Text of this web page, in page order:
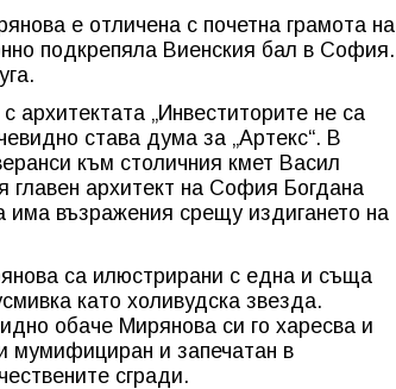
е отличена с почетна грамота на
подкрепяла Виенския бал в София.
архитектата „Инвеститорите не са
става дума за „Артекс“. В
към столичния кмет Васил
главен архитект на София Богдана
възражения срещу издигането на
са илюстрирани с една и съща
като холивудска звезда.
обаче Мирянова си го харесва и
мумифициран и запечатан в
сгради.